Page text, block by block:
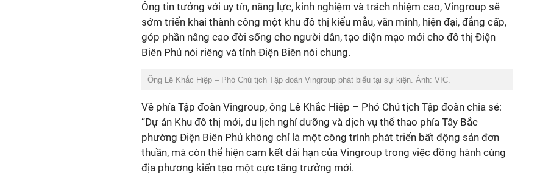
Ông tin tưởng với uy tín, năng lực, kinh nghiệm và trách nhiệm cao, Vingroup sẽ
sớm triển khai thành công một khu đô thị kiểu mẫu, văn minh, hiện đại, đẳng cấp,
góp phần nâng cao đời sống cho người dân, tạo diện mạo mới cho đô thị Điện
Biên Phủ nói riêng và tỉnh Điện Biên nói chung.
Ông Lê Khắc Hiệp – Phó Chủ tịch Tập đoàn Vingroup phát biểu tại sự kiện. Ảnh: VIC.
Về phía Tập đoàn Vingroup, ông Lê Khắc Hiệp – Phó Chủ tịch Tập đoàn chia sẻ:
“Dự án Khu đô thị mới, du lịch nghỉ dưỡng và dịch vụ thể thao phía Tây Bắc
phường Điện Biên Phủ không chỉ là một công trình phát triển bất động sản đơn
thuần, mà còn thể hiện cam kết dài hạn của Vingroup trong việc đồng hành cùng
địa phương kiến tạo một cực tăng trưởng mới.